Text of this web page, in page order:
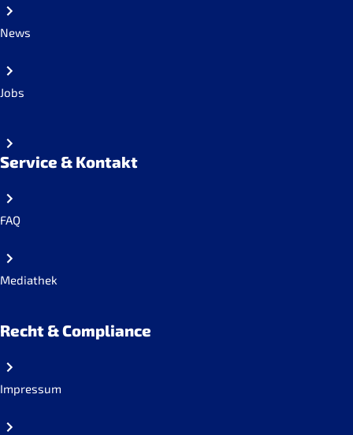
News
Jobs
Service & Kontakt
FAQ
Mediathek
Recht & Compliance
Impressum